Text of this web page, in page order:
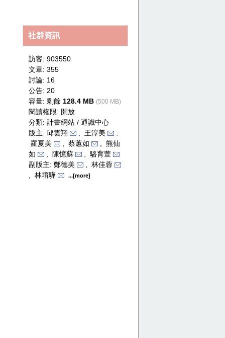
社群資訊
訪客: 903550
文章: 355
討論: 16
公告: 20
容量: 剩餘 128.4 MB (500 MB)
閱讀權限: 開放
分類: 計畫網站 / 通識中心
版主: 邱雲翔
, 王淳美
羅夏美
, 蔡蕙如
, 熊仙
如
, 陳憶蘇
, 駱育萱
副版主: 鄭德美
, 林佳蓉
, 林堉驊
...[more]